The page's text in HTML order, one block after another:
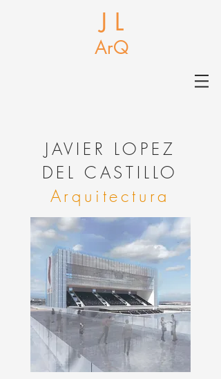
J L
ArQ
JAVIER LOPEZ
DEL CASTILLO
Arquitectura